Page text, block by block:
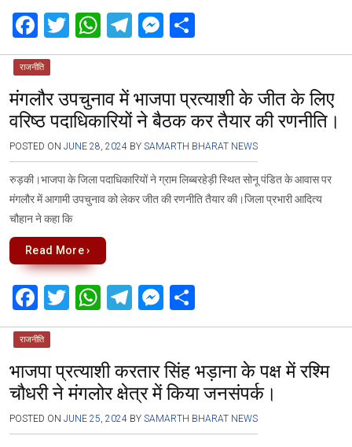
F
a
ce
b
o
o
k
T
wi
er
W
h
s
A
p
p
T
el
gr
a
m
M
es
n
g
er
h
e
राजनीति
मंगलौर उपचुनाव में भाजपा प्रत्याशी के जीत के लिए
वरिष्ठ पदाधिकारियों ने बैठक कर तैयार की रणनीति।
POSTED ON JUNE 28, 2024 BY SAMARTH BHARAT NEWS
रुड़की।भाजपा के जिला पदाधिकारियों ने ग्राम लिब्बरहेड़ी स्थित सोनू पंडित के आवास पर
मंगलौर में आगामी उपचुनाव को लेकर जीत की रणनीति तैयार की।जिला प्रभारी आदित्य
चौहान ने कहा कि
Read More ›
F
a
ce
b
o
o
T
wi
er
W
h
s
A
p
T
el
gr
a
m
M
es
n
g
er
h
e
राजनीति
भाजपा प्रत्याशी करतार सिंह भड़ाना के पक्ष में रश्मि
चौधरी ने मंगलोर क्षेत्र में किया जनसंपर्क।
POSTED ON JUNE 25, 2024 BY SAMARTH BHARAT NEWS